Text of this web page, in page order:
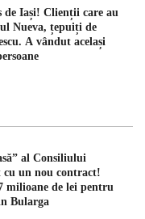
de Iași! Clienții care au
Nueva, țepuiți de
A vândut același
al Consiliului
cu un nou contract!
milioane de lei pentru
Bularga